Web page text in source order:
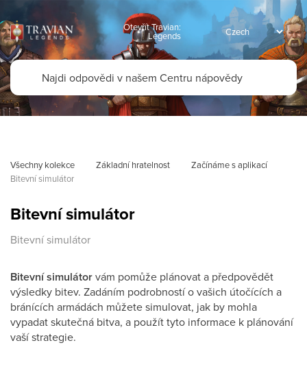
Otevřít Travian:
Legends
Všechny kolekce Základní hratelnost
Začínáme s aplikací
Bitevní simulátor
Bitevní simulátor
Bitevní simulátor
Bitevní simulátorvám pomůže plánovat a předpovědět
výsledky bitev. Zadáním podrobností o vašich útočících a
bránících armádách můžete simulovat, jak by mohla
vypadat skutečná bitva, a použít tyto informace k plánování
vaší strategie.